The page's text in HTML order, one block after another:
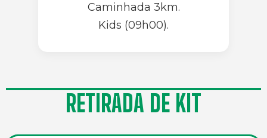
Caminhada 3km.
Kids (09h00).
RETIRADA DE KIT